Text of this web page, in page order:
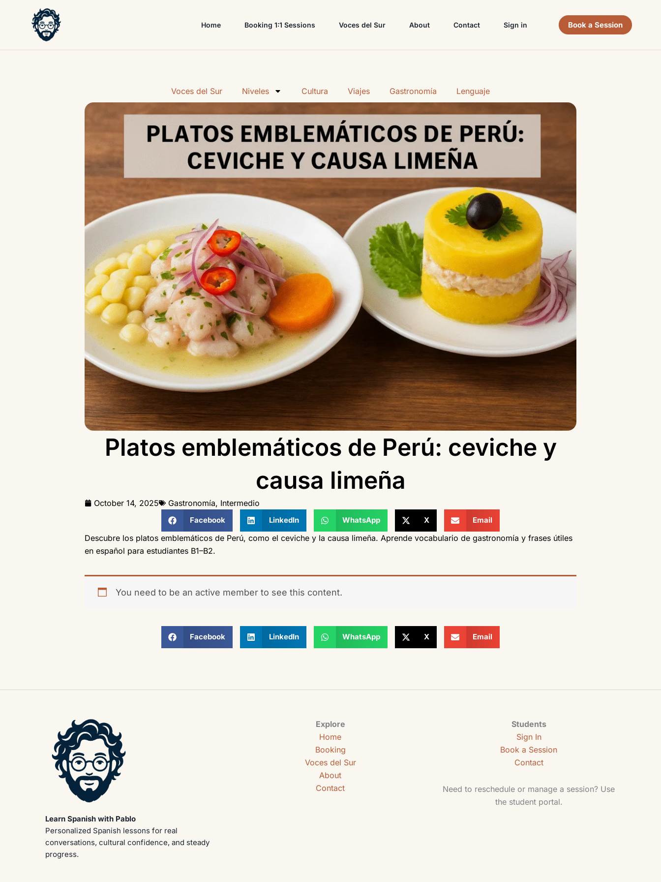
Home Booking 1:1 Sessions Voces del Sur About Contact Sign in Book a Session
Voces del Sur Niveles Cultura Viajes Gastronomía Lenguaje
Platos emblemáticos de Perú: ceviche y
causa limeña
October 14, 2025 Gastronomía, Intermedio
Facebook LinkedIn WhatsApp X Email
Descubre los platos emblemáticos de Perú, como el ceviche y la causa limeña. Aprende vocabulario de gastronomía y frases útiles
en español para estudiantes B1–B2.
You need to be an active member to see this content.
Facebook LinkedIn WhatsApp X Email
Learn Spanish with Pablo
Personalized Spanish lessons for real
conversations, cultural confidence, and steady
progress.
Explore
Home
Booking
Voces del Sur
About
Contact
Students
Sign In
Book a Session
Contact
Need to reschedule or manage a session? Use
the student portal.